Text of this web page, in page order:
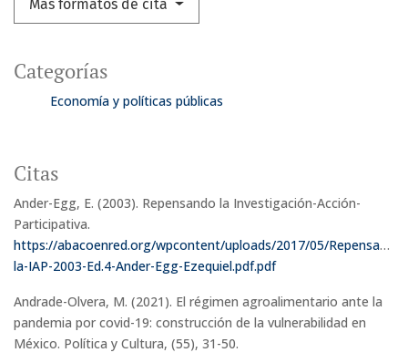
Categorías
Economía y políticas públicas
Más formatos de cita
Citas
Ander-Egg, E. (2003). Repensando la Investigación-Acción-
Participativa.
https://abacoenred.org/wpcontent/uploads/2017/05/Repensando-
la-IAP-2003-Ed.4-Ander-Egg-Ezequiel.pdf.pdf
Andrade-Olvera, M. (2021). El régimen agroalimentario ante la
pandemia por covid-19: construcción de la vulnerabilidad en
México. Política y Cultura, (55), 31-50.